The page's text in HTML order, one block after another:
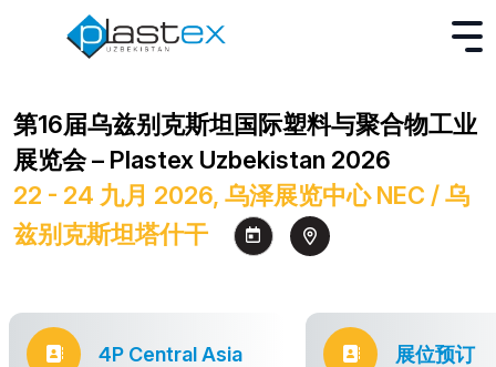
第16届乌兹别克斯坦国际塑料与聚合物工业
展览会 – Plastex Uzbekistan 2026
22 - 24 九月 2026, 乌泽展览中心 NEC / 乌
兹别克斯坦塔什干
4P Central Asia 展位预订